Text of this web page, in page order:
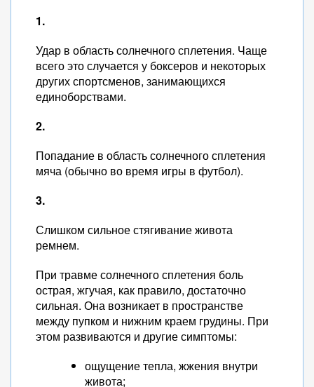
1.
Удар в область солнечного сплетения. Чаще
всего это случается у боксеров и некоторых
других спортсменов, занимающихся
единоборствами.
2.
Попадание в область солнечного сплетения
мяча (обычно во время игры в футбол).
3.
Слишком сильное стягивание живота
ремнем.
При травме солнечного сплетения боль
острая, жгучая, как правило, достаточно
сильная. Она возникает в пространстве
между пупком и нижним краем грудины. При
этом развиваются и другие симптомы:
ощущение тепла, жжения внутри
живота;